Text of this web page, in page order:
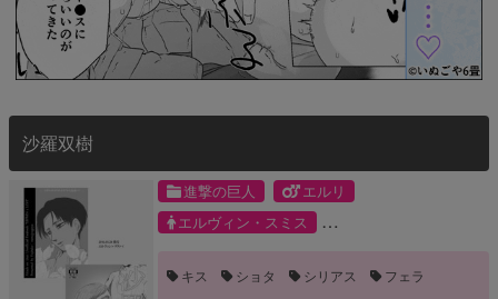
沙羅双樹
進撃の巨人
エルリ
エルヴィン・スミス
キス ショタ シリアス
フェラ